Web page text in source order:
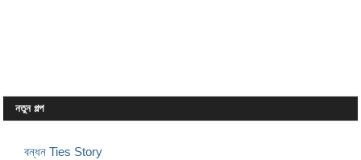
নতুন গল্প
বন্ধন Ties Story